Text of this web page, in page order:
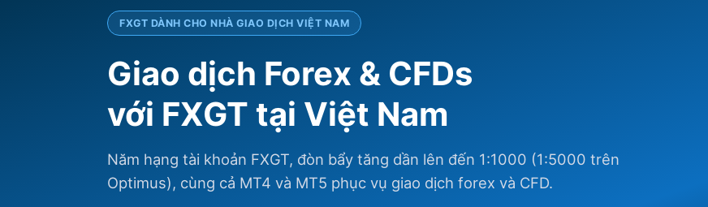
FXGT DÀNH CHO NHÀ GIAO DỊCH VIỆT NAM
Giao dịch Forex & CFDs
với FXGT tại Việt Nam
Năm hạng tài khoản FXGT, đòn bẩy tăng dần lên đến 1:1000 (1:5000 trên
Optimus), cùng cả MT4 và MT5 phục vụ giao dịch forex và CFD.